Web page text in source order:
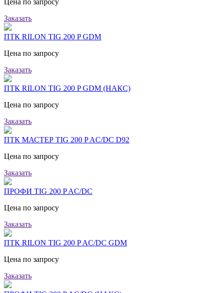
Цена по запросу
Заказать
ПТК RILON TIG 200 P GDM
Цена по запросу
Заказать
ПТК RILON TIG 200 P GDM (НАКС)
Цена по запросу
Заказать
ПТК МАСТЕР TIG 200 P AC/DC D92
Цена по запросу
Заказать
ПРОФИ TIG 200 P AC/DC
Цена по запросу
Заказать
ПТК RILON TIG 200 P AC/DC GDM
Цена по запросу
Заказать